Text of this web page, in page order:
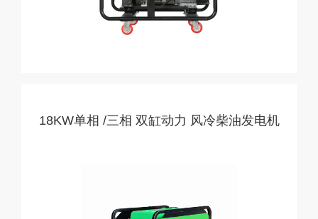
18KW单相 /三相 双缸动力 风冷柴油发电机